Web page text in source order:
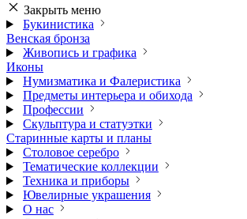
Закрыть меню
Букинистика
Венская бронза
Живопись и графика
Иконы
Нумизматика и Фалеристика
Предметы интерьера и обихода
Профессии
Скульптура и статуэтки
Старинные карты и планы
Столовое серебро
Тематические коллекции
Техника и приборы
Ювелирные украшения
О нас